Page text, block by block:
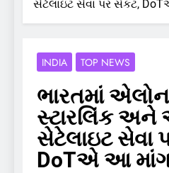
સેટેલાઇટ સેવા પર સંકટ,
INDIA TOP NEWS
ભારતમાં
સ્ટારલિંક
સેટેલાઇટ સેવા
DoTએ આ